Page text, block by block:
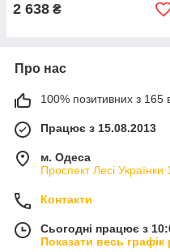
2 638 ₴
Про нас
100% позитивних з 165
Працює з 15.08.2013
м. Одеса
Проспект Лесі
Контакти
Сьогодні працює з
Показати весь графік